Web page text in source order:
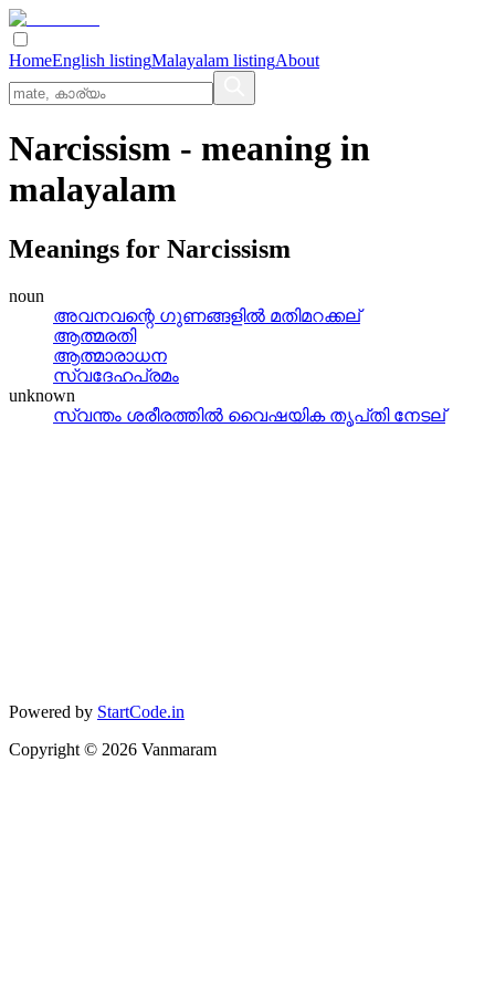
HomeEnglish listingMalayalam listingAbout
Narcissism - meaning in
malayalam
Meanings for Narcissism
noun
അവനവന്റെ ഗുണങ്ങളില്‍ മതിമറക്കല്
ആത്മരതി
ആത്മാരാധന
സ്വദേഹപ്രമം
unknown
സ്വന്തം ശരീരത്തില്‍ വൈഷയിക തൃപ്‌തി നേടല്
Powered by StartCode.in
Copyright © 2026 Vanmaram